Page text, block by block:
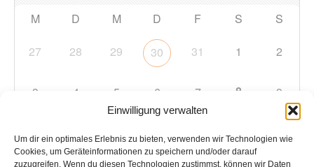
Einwilligung verwalten
Um dir ein optimales Erlebnis zu bieten, verwenden wir Technologien wie
Cookies, um Geräteinformationen zu speichern und/oder darauf
zuzugreifen. Wenn du diesen Technologien zustimmst, können wir Daten
M D M D F S S
27 28 29 30 31 1 2
3 4 5 6 7 8 9
10 11 12 13 14 15